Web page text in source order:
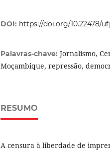
DOI: https://doi.org/10.22478/
Palavras-chave: Jornalismo,
Moçambique, repressão,
RESUMO
A censura à liberdade de